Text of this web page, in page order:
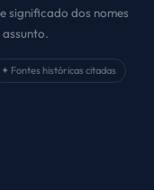
significado dos nomes
✦ Fontes históricas citadas